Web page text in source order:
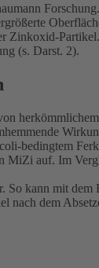
Zinkoxid-Partikel.
(s. Darst. 2).
bedingtem
auf. Im
kann mit
nach dem